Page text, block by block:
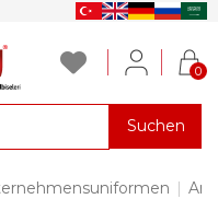
0
Suchen
|